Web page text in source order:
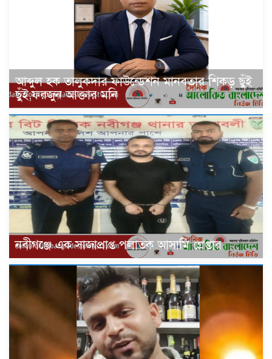
আব্দুল হক তালুকদার ফাউন্ডেশন মানবতার শিকড় ছুঁই
ছুঁই,ফরজুন আক্তার মনি
‎নবীগঞ্জে এক সাজাপ্রাপ্ত পলাতক আসামি গ্রেপ্তার